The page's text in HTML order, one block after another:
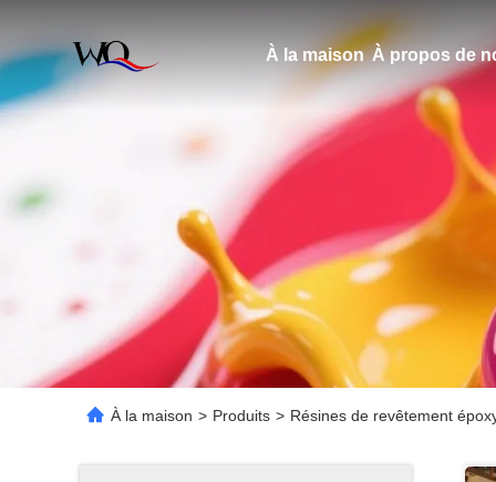
À la maison À propos de
À la maison > Produits > Résines de revêtement